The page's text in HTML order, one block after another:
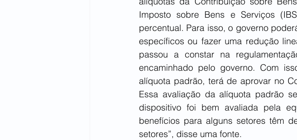
Imposto sobre Bens e Serviços
percentual. Para isso, o governo
específicos ou fazer uma redução
passou a constar na
encaminhado pelo governo. Com
alíquota padrão, terá de aprovar no
Essa avaliação da alíquota padrão
dispositivo foi bem avaliada pela
benefícios para alguns setores têm
setores”, disse uma fonte.